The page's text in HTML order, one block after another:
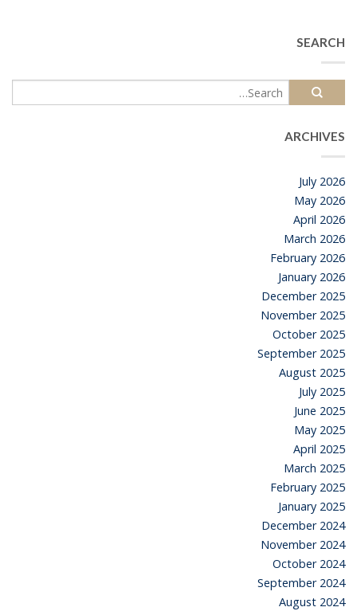
SEARCH
ARCHIVES
July 2026
May 2026
April 2026
March 2026
February 2026
January 2026
December 2025
November 2025
October 2025
September 2025
August 2025
July 2025
June 2025
May 2025
April 2025
March 2025
February 2025
January 2025
December 2024
November 2024
October 2024
September 2024
August 2024